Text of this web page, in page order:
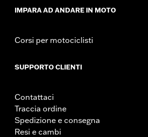
IMPARA AD ANDARE IN MOTO
Corsi per motociclisti
SUPPORTO CLIENTI
Contattaci
Traccia ordine
Spedizione e consegna
Resi e cambi